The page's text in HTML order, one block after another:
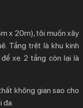
x 20m), tôi muốn xây
Tầng trệt là khu kinh
xe. 2 tầng còn lại là
không gian sao cho
đa.